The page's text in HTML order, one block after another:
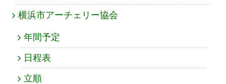
横浜市アーチェリー協会
年間予定
日程表
立順